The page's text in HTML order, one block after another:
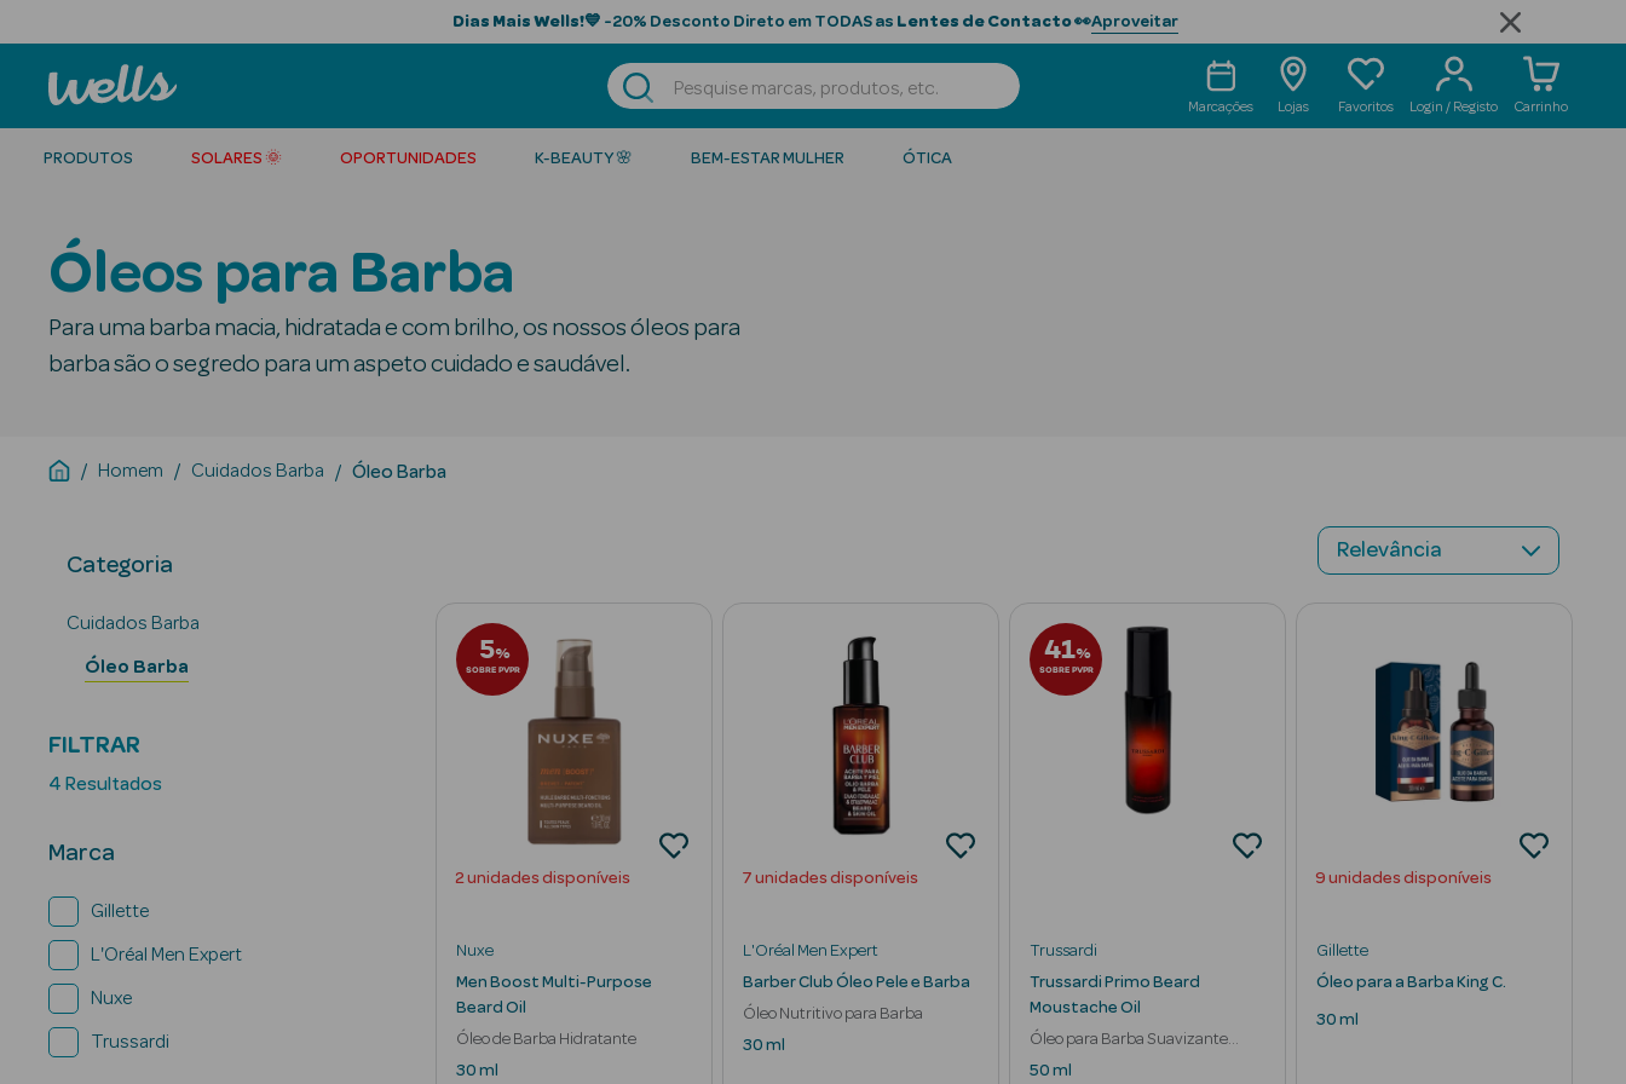
Dias Mais Wells!💙 -20% Desconto Direto em TODAS as Lentes de Contacto👀Aproveitar
Marcações Lojas Favoritos Login / Registo Carrinho
PRODUTOS SOLARES 🌞 OPORTUNIDADES K-BEAUTY 🌸 BEM-ESTAR MULHER ÓTICA
Óleos para Barba
Para uma barba macia, hidratada e com brilho, os nossos óleos para
barba são o segredo para um aspeto cuidado e saudável.
Homem Cuidados Barba Óleo Barba
Categoria
Cuidados Barba
Óleo Barba
FILTRAR
4 Resultados
Marca
Gillette
L'Oréal Men Expert
Nuxe
Trussardi
5%
SOBRE PVPR
2 unidades disponíveis
Nuxe
Men Boost Multi-Purpose
Beard Oil
Óleo de Barba Hidratante
30 ml
7 unidades disponíveis
L'Oréal Men Expert
Barber Club Óleo Pele e Barba
Óleo Nutritivo para Barba
30 ml
41%
SOBRE PVPR
Trussardi
Trussardi Primo Beard
Moustache Oil
Óleo para Barba Suavizante
Brilho
50 ml
9 unidades disponíveis
Gillette
Óleo para a Barba King C.
30 ml